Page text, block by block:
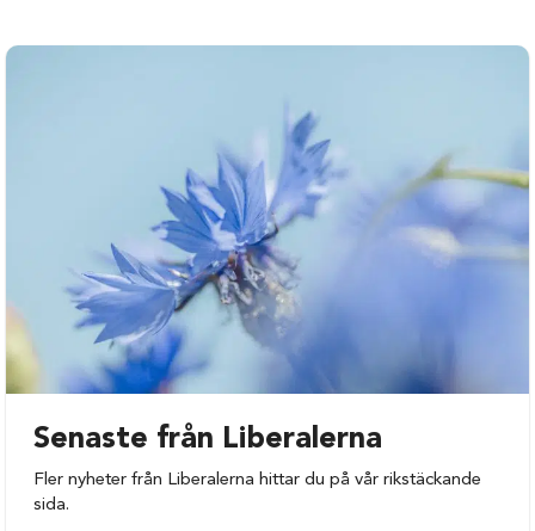
Senaste från Liberalerna
Fler nyheter från Liberalerna hittar du på vår rikstäckande
sida.